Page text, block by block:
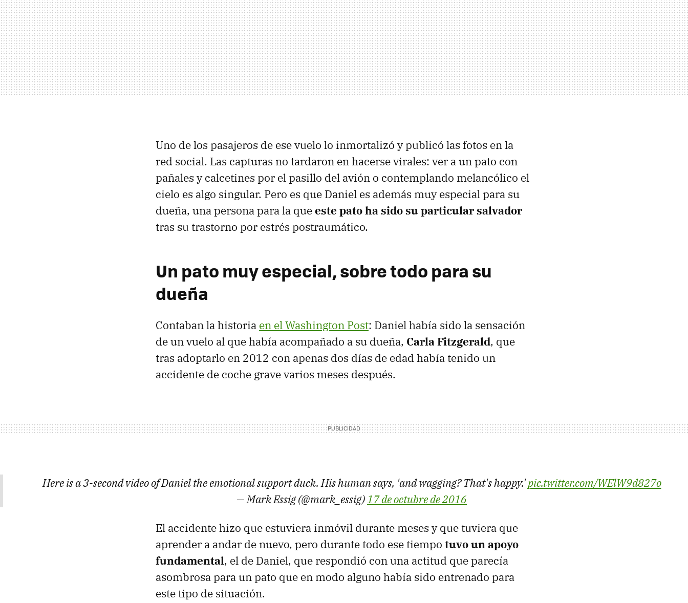
Uno de los pasajeros de ese vuelo lo inmortalizó y publicó las fotos en la
red social. Las capturas no tardaron en hacerse virales: ver a un pato con
pañales y calcetines por el pasillo del avión o contemplando melancólico el
cielo es algo singular. Pero es que Daniel es además muy especial para su
dueña, una persona para la queeste pato ha sido su particular salvador
tras su trastorno por estrés postraumático.
Un pato muy especial, sobre todo para su
dueña
Contaban la historia en el Washington Post: Daniel había sido la sensación
de un vuelo al que había acompañado a su dueña, Carla Fitzgerald, que
tras adoptarlo en 2012 con apenas dos días de edad había tenido un
accidente de coche grave varios meses después.
Here is a 3-second video of Daniel the emotional support duck. His human says, 'and wagging? That's happy.'pic.twitter.com/WElW9d827o
— Mark Essig (@mark_essig)17 de octubre de 2016
El accidente hizo que estuviera inmóvil durante meses y que tuviera que
aprender a andar de nuevo, pero durante todo ese tiempo tuvo un apoyo
fundamental, el de Daniel, que respondió con una actitud que parecía
asombrosa para un pato que en modo alguno había sido entrenado para
este tipo de situación.